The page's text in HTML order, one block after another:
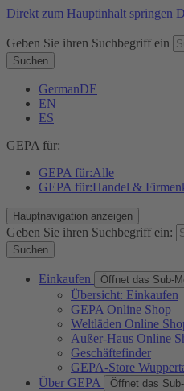
Direkt zum Hauptinhalt springen
Geben Sie ihren Suchbegriff ein
Suchen
GermanDE
EN
ES
GEPA für:
GEPA für:Alle
GEPA für:Handel &
Hauptnavigation anzeigen
Geben Sie ihren Suchbegriff ein:
Suchen
Einkaufen Öffnet das Sub-
Übersicht: Einkaufen
GEPA Online Shop
Weltläden Online
Außer-Haus Online
Geschäftefinder
GEPA-Store
Über GEPA
Öffnet das